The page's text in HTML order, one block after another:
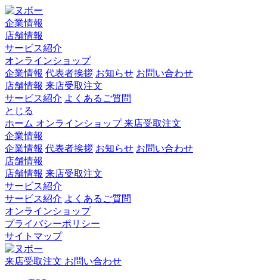
企業情報
店舗情報
サービス紹介
オンラインショップ
企業情報 代表者挨拶 お知らせ お問い合わせ
店舗情報 来店受取注文
サービス紹介 よくあるご質問
とじる
ホーム オンラインショップ来店受取注文
企業情報
企業情報 代表者挨拶 お知らせ お問い合わせ
店舗情報
店舗情報 来店受取注文
サービス紹介
サービス紹介 よくあるご質問
オンラインショップ
プライバシーポリシー
サイトマップ
来店受取注文 お問い合わせ